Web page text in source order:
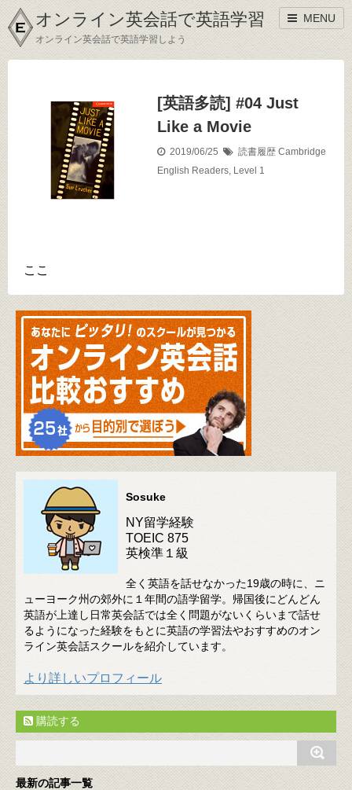
オンライン英会話で英語学習
オンライン英会話で英語学習しよう
MENU
[英語多読] #04 Just
Like a Movie
2019/06/25 読書履歴 Cambridge
English Readers, Level 1
ここ
Sosuke
NY留学経験
TOEIC 875
英検準１級
全く英語を話せなかった19歳の時に、ニ
ューヨーク州の郊外に１年間の語学留学。帰国後にどんどん
英語が上達し日常英会話では全く問題がないくらいまで話せ
るようになった経験をもとに英語の学習法やおすすめのオン
ライン英会話スクールを紹介しています。
より詳しいプロフィール
購読する
最新の記事一覧